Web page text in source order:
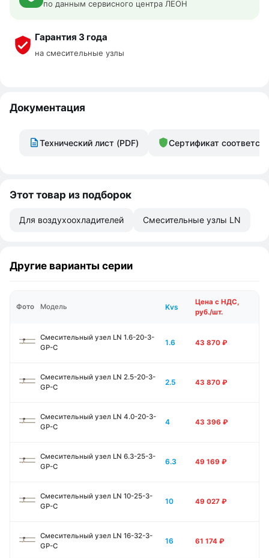
по данным сервисного центра ЛЕОН
Гарантия 3 года
на смесительные узлы
Документация
Технический лист (PDF) Сертификат
Этот товар из подборок
Для воздухоохладителей Смесительные узлы LN
Другие варианты серии
Фото Модель Kvs
Цена с НДС,
руб./шт.
Смесительный узел LN 1.6-20-3-
GP-C
1.6 43 870 ₽
Смесительный узел LN 2.5-20-3-
GP-C
2.5 43 870 ₽
Смесительный узел LN 4.0-20-3-
GP-C
4 43 396 ₽
Смесительный узел LN 6.3-25-3-
GP-C
6.3 49 169 ₽
Смесительный узел LN 10-25-3-
GP-C
10 49 027 ₽
Смесительный узел LN 16-32-3-
GP-C
16 61 174 ₽